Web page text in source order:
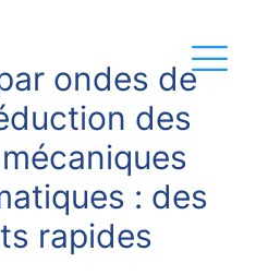
ondes de
des
: des
rapides